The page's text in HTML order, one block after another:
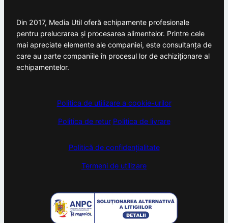
Din 2017, Media Util oferă echipamente profesionale
pentru prelucrarea și procesarea alimentelor. Printre cele
mai apreciate elemente ale companiei, este consultanța de
care au parte companiile în procesul lor de achiziționare al
echipamentelor.
Politica de utilizare a cookie-urilor
Politica de retur Politica de livrare
Politică de confidențialitate
Termeni de utilizare